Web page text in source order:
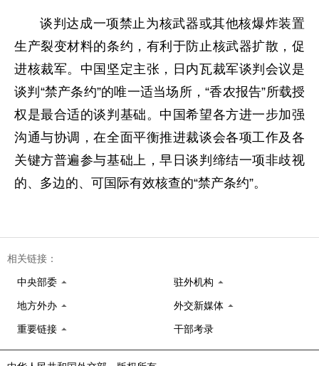
谈判达成一项禁止为核武器或其他核爆炸装置
生产裂变材料的条约，有利于防止核武器扩散，促
进核裁军。中国坚定主张，日内瓦裁军谈判会议是
谈判“禁产条约”的唯一适当场所，“香农报告”所载授
权是最合适的谈判基础。中国希望各方进一步加强
沟通与协调，在全面平衡推进裁谈会各项工作及各
关键方普遍参与基础上，早日谈判缔结一项非歧视
的、多边的、可国际有效核查的“禁产条约”。
相关链接：
中央部委 驻外机构
地方外办 外交新媒体
重要链接 干部考录